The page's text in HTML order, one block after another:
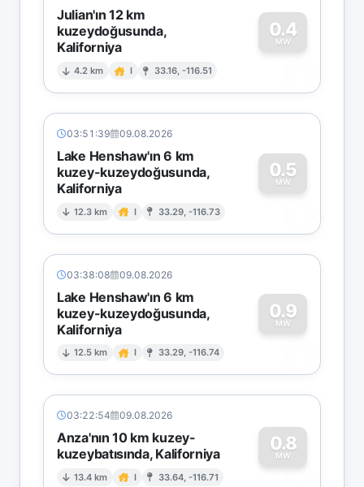
Julian'ın 12 km
kuzeydoğusunda,
Kaliforniya
4.2 km I 33.16, -116.51
0.4
MW
0
03:51:39 09.08.2026
Lake Henshaw'ın 6 km
kuzey-kuzeydoğusunda,
Kaliforniya
12.3 km I 33.29, -116.73
0.5
MW
0
03:38:08 09.08.2026
Lake Henshaw'ın 6 km
kuzey-kuzeydoğusunda,
Kaliforniya
12.5 km I 33.29, -116.74
0.9
MW
0
03:22:54 09.08.2026
Anza'nın 10 km kuzey-
kuzeybatısında, Kaliforniya
13.4 km I 33.64, -116.71
0.8
MW